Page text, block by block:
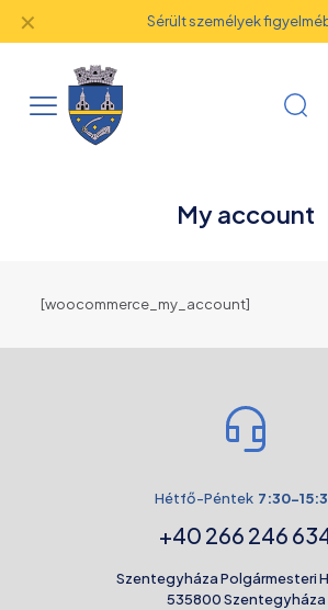
Sérült személyek
✕
My account
[woocommerce_my_account]
Hétfő-Péntek 7:30-
+40 266 246
Szentegyháza Polgármesteri
535800 Szentegyháza